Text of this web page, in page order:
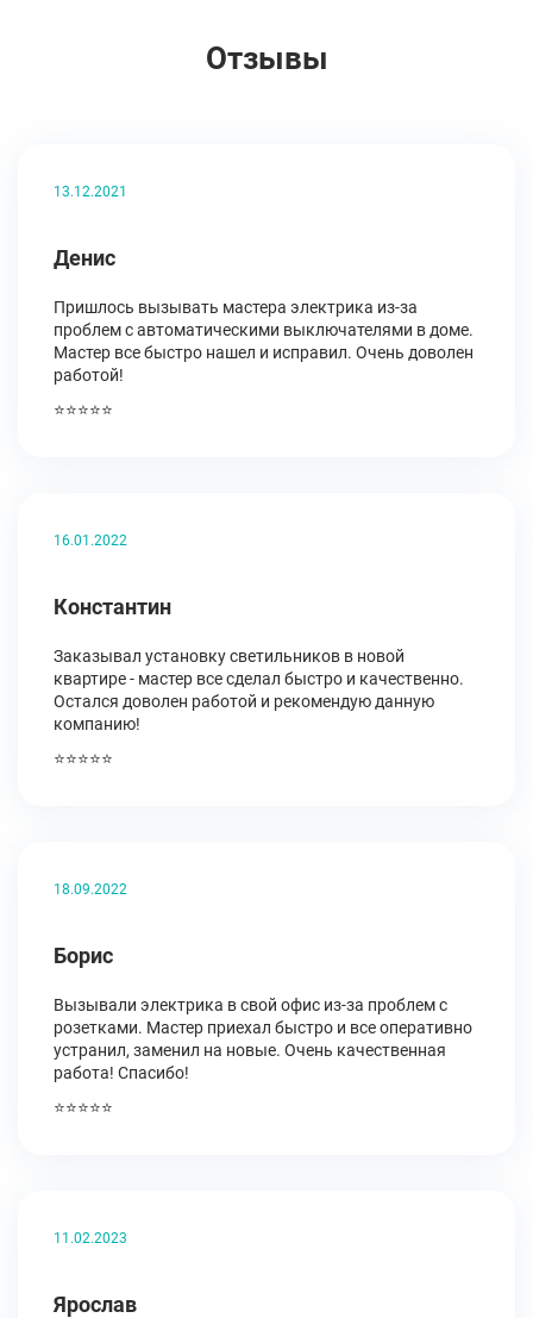
Отзывы
13.12.2021
Денис
Пришлось вызывать мастера электрика из-за
проблем с автоматическими выключателями в доме.
Мастер все быстро нашел и исправил. Очень доволен
работой!
⭐⭐⭐⭐⭐
16.01.2022
Константин
Заказывал установку светильников в новой
квартире - мастер все сделал быстро и качественно.
Остался доволен работой и рекомендую данную
компанию!
⭐⭐⭐⭐⭐
18.09.2022
Борис
Вызывали электрика в свой офис из-за проблем с
розетками. Мастер приехал быстро и все оперативно
устранил, заменил на новые. Очень качественная
работа! Спасибо!
⭐⭐⭐⭐⭐
11.02.2023
Ярослав